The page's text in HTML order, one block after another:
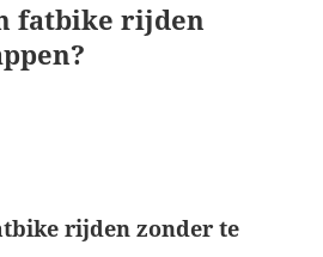
fatbike rijden
rijden zonder te